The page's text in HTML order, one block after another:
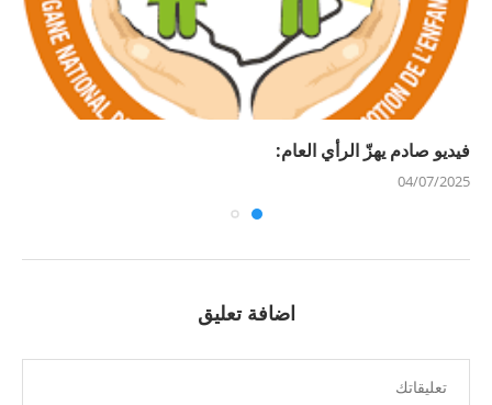
فيديو صادم يهزّ الرأي العام:
04/07/2025
اضافة تعليق